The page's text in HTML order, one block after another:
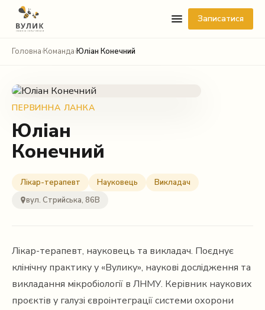
Записатися
Головна›Команда›Юліан Конечний
ПЕРВИННА ЛАНКА
Юліан
Конечний
Лікар-терапевт Науковець
Викладач
вул. Стрийська, 86В
Лікар-терапевт, науковець та викладач. Поєднує
клінічну практику у «Вулику», наукові дослідження та
викладання мікробіології в ЛНМУ. Керівник наукових
проєктів у галузі євроінтеграції системи охорони
Telegram
Viber
WhatsApp
Instagram